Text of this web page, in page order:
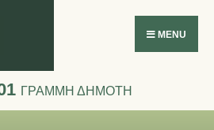
εργαλείων
MENU
ΓΡΑΜΜΗ ΔΗΜΟΤΗ